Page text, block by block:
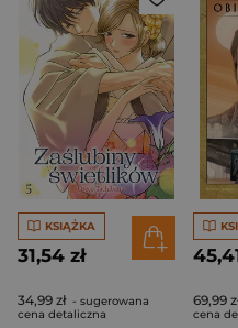
KSIĄŻKA
31,54 zł
34,99 zł - sugerowana
cena detaliczna
69,99
cena